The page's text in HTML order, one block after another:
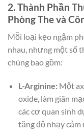
2. Thành Phần
Phòng The và
Mỗi loại kẹo ngậm
nhau, nhưng một số
chúng bao gồm:
L-Arginine:Một
oxide, làm giãn
các cơ quan sinh
tăng độ nhạy